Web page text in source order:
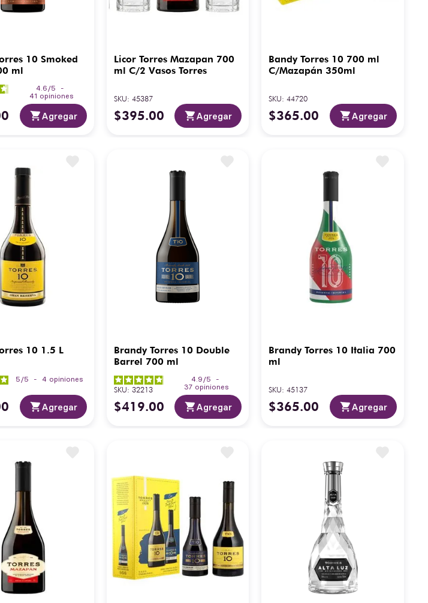
10 Smoked
ml
4.6 /5
-
41 opiniones
Agregar
Licor Torres Mazapan 700
ml C/2 Vasos Torres
SKU: 45387
$395.00 Agregar
Bandy Torres 10 700 ml
C/Mazapán 350ml
SKU:44720
$365.00 Agregar
Brandy Torres 10 1.5 L
5 /5 - 4 opiniones
Agregar
Brandy Torres 10 Double
Barrel 700 ml
4.9 /5
-
37 opiniones
SKU: 32213
$419.00 Agregar
Brandy Torres 10 Italia 700
ml
SKU:45137
$365.00 Agregar